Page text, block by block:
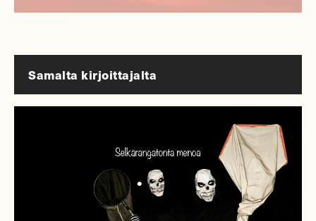
Samalta kirjoittajalta